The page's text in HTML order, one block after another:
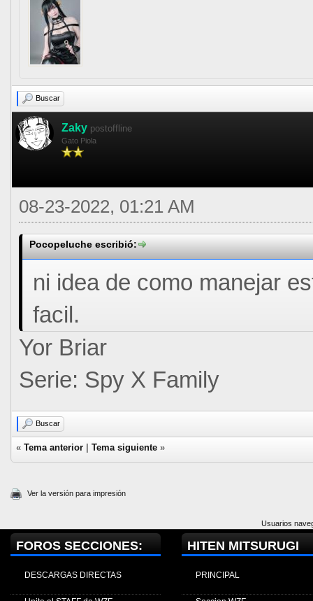
Buscar
Zaky postoffline
Gato Piola
08-23-2022, 01:21 AM
Pocopeluche escribió:
ni idea de como manejar
facil.
Yor Briar
Serie: Spy X Family
Buscar
« Tema anterior Tema siguiente »
Ver la versión para impresión
Usuarios
FOROS SECCIONES:
DESCARGAS DIRECTAS
HITEN MITSURUGI
PRINCIPAL